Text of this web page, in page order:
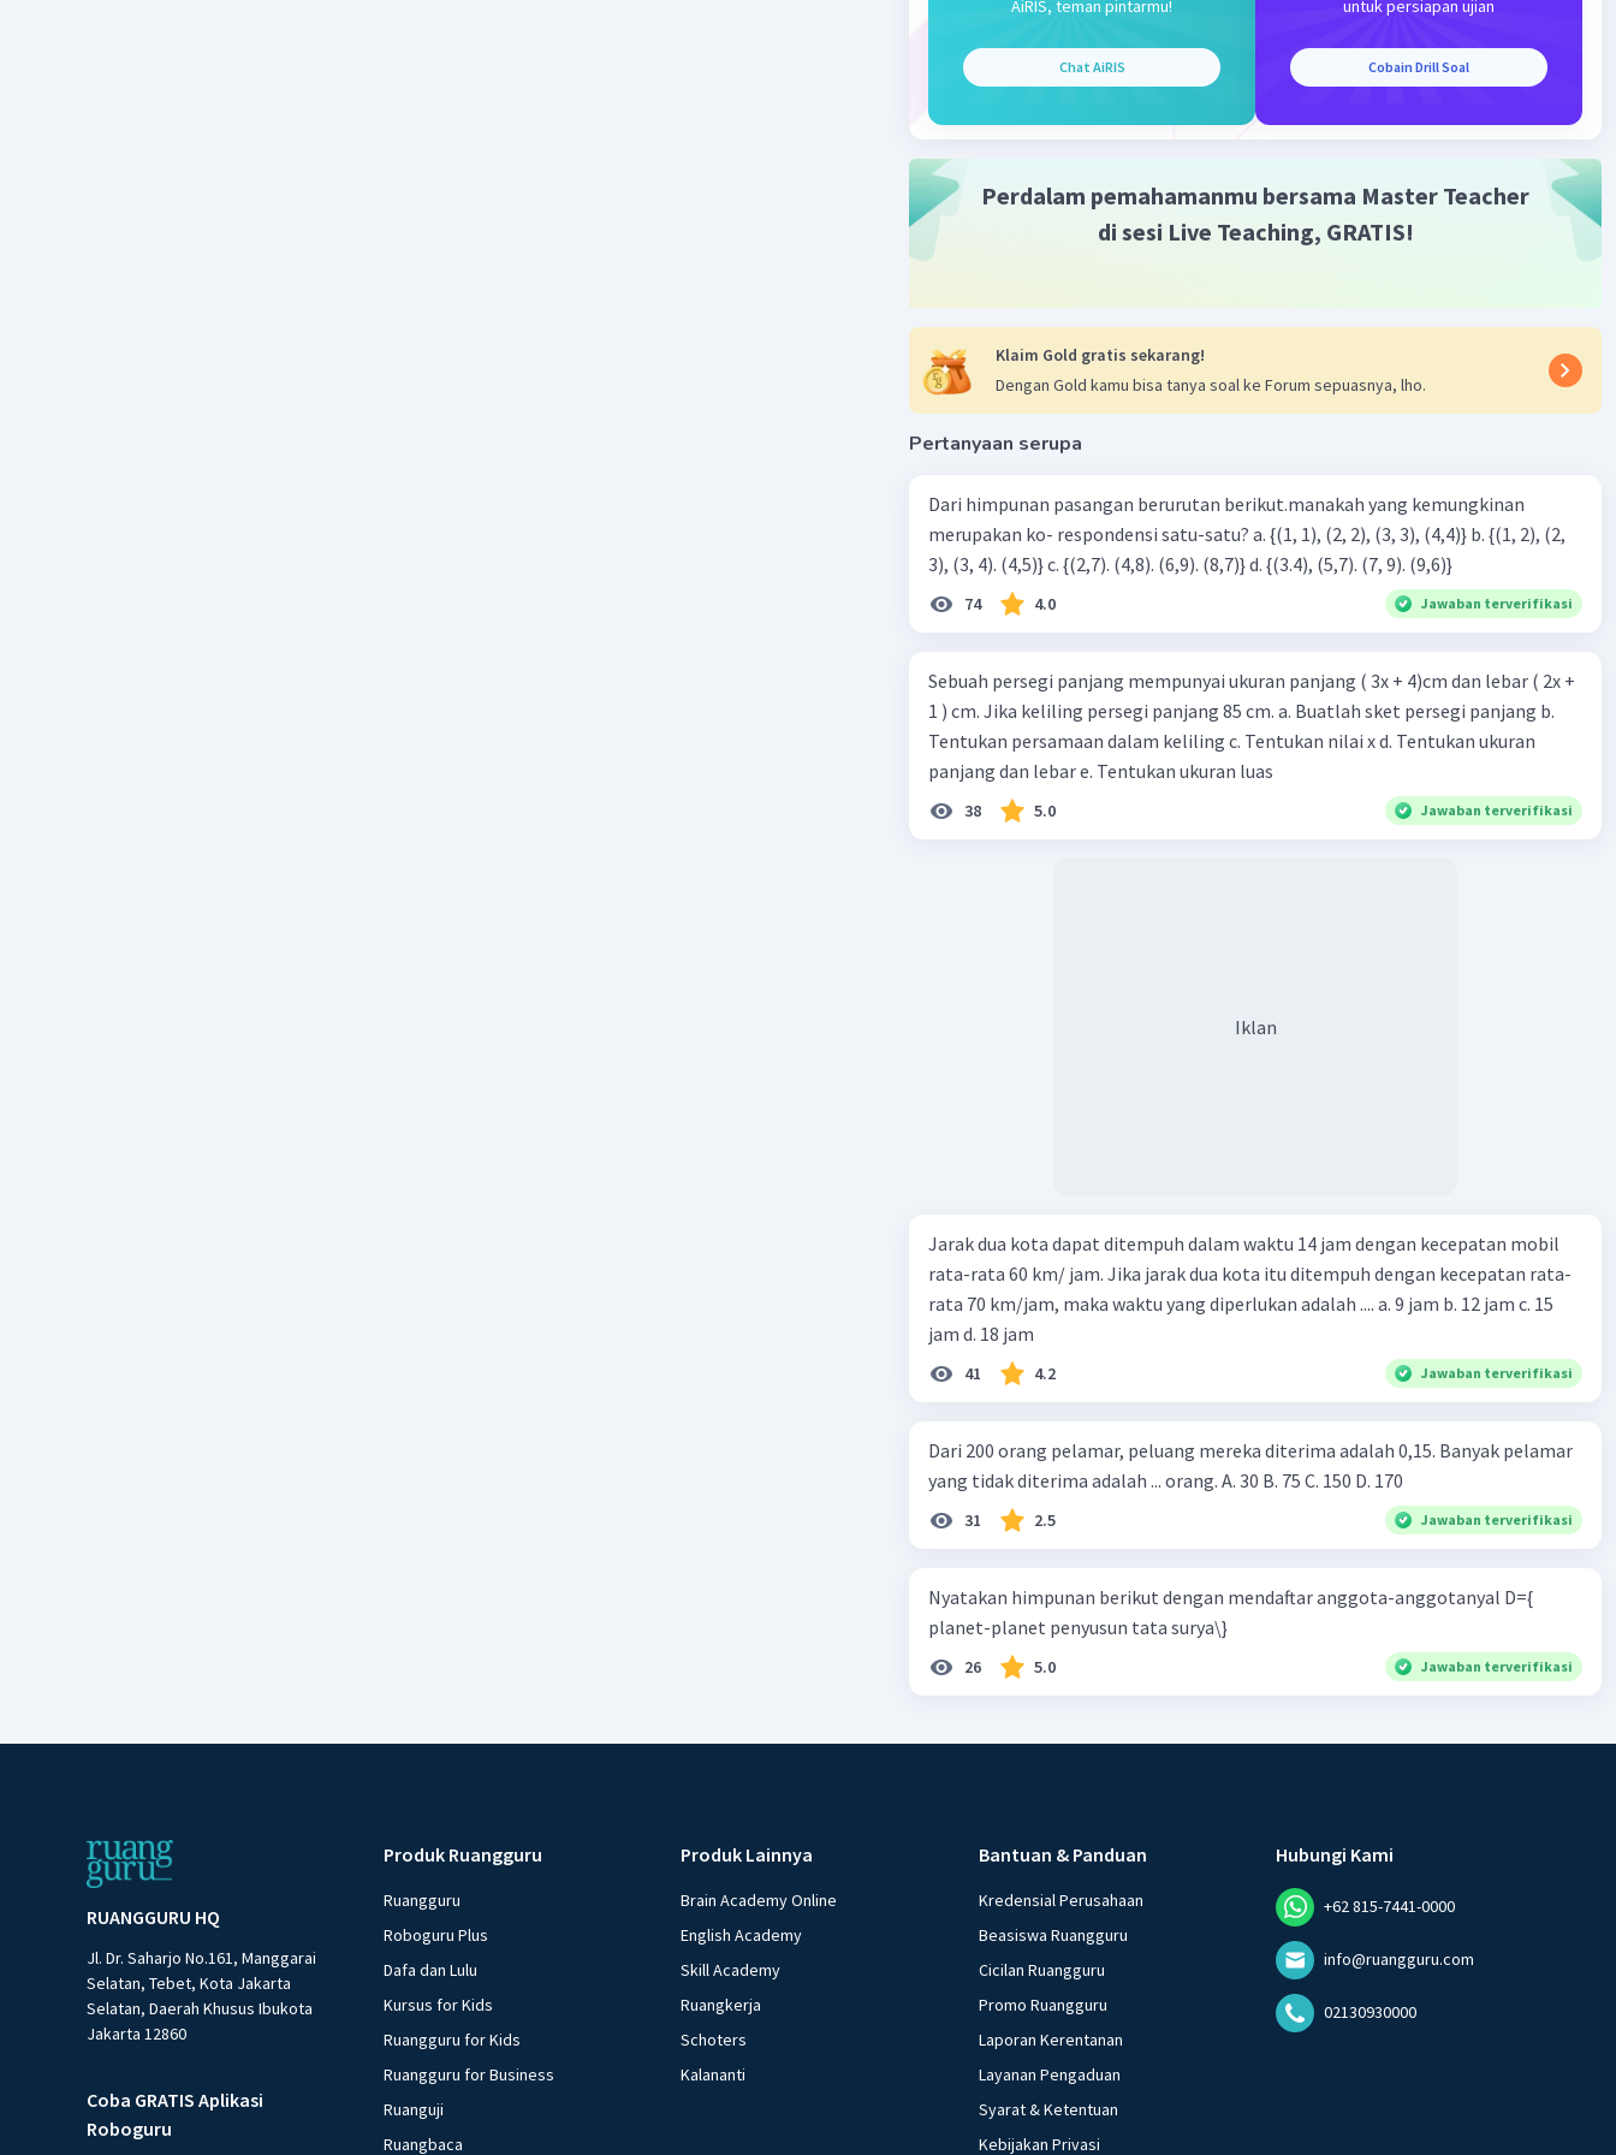
AiRIS, teman pintarmu!
Chat AiRIS
untuk persiapan ujian
Cobain Drill Soal
Perdalam pemahamanmu bersama Master Teacher
di sesi Live Teaching, GRATIS!
Klaim Gold gratis sekarang!
Dengan Gold kamu bisa tanya soal ke Forum sepuasnya, lho.
Pertanyaan serupa
Dari himpunan pasangan berurutan berikut.manakah yang kemungkinan
merupakan ko- respondensi satu-satu? a. {(1, 1), (2, 2), (3, 3), (4,4)} b. {(1, 2), (2,
3), (3, 4). (4,5)} c. {(2,7). (4,8). (6,9). (8,7)} d. {(3.4), (5,7). (7, 9). (9,6)}
74 4.0 Jawaban terverifikasi
Sebuah persegi panjang mempunyai ukuran panjang ( 3x + 4)cm dan lebar ( 2x +
1 ) cm. Jika keliling persegi panjang 85 cm. a. Buatlah sket persegi panjang b.
Tentukan persamaan dalam keliling c. Tentukan nilai x d. Tentukan ukuran
panjang dan lebar e. Tentukan ukuran luas
38 5.0 Jawaban terverifikasi
Iklan
Jarak dua kota dapat ditempuh dalam waktu 14 jam dengan kecepatan mobil
rata-rata 60 km/ jam. Jika jarak dua kota itu ditempuh dengan kecepatan rata-
rata 70 km/jam, maka waktu yang diperlukan adalah .... a. 9 jam b. 12 jam c. 15
jam d. 18 jam
41 4.2 Jawaban terverifikasi
Dari 200 orang pelamar, peluang mereka diterima adalah 0,15. Banyak pelamar
yang tidak diterima adalah ... orang. A. 30 B. 75 C. 150 D. 170
31 2.5 Jawaban terverifikasi
Nyatakan himpunan berikut dengan mendaftar anggota-anggotanyal D={
planet-planet penyusun tata surya\}
26 5.0 Jawaban terverifikasi
RUANGGURU HQ
Jl. Dr. Saharjo No.161, Manggarai
Selatan, Tebet, Kota Jakarta
Selatan, Daerah Khusus Ibukota
Jakarta 12860
Coba GRATIS Aplikasi
Roboguru
Produk Ruangguru
Ruangguru
Roboguru Plus
Dafa dan Lulu
Kursus for Kids
Ruangguru for Kids
Ruangguru for Business
Ruanguji
Ruangbaca
Produk Lainnya
Brain Academy Online
English Academy
Skill Academy
Ruangkerja
Schoters
Kalananti
Bantuan & Panduan
Kredensial Perusahaan
Beasiswa Ruangguru
Cicilan Ruangguru
Promo Ruangguru
Laporan Kerentanan
Layanan Pengaduan
Syarat & Ketentuan
Kebijakan Privasi
Hubungi Kami
+62 815-7441-0000
info@ruangguru.com
02130930000